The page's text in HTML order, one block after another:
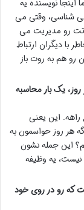
اینجا نویسنده یه
شناسی، وقتی می
رو مدیریت می
با دیگران ارتباط
رو هم به روت باز
یک بار محاسبه
این یعنی
هر روز حواسمون به
این جمله نشون
یه وظیفه
که رو در روی خود